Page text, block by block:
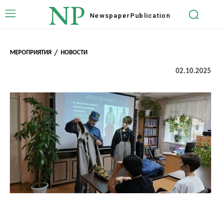
NP Newspaper Publication
МЕРОПРИЯТИЯ НОВОСТИ
02.10.2025